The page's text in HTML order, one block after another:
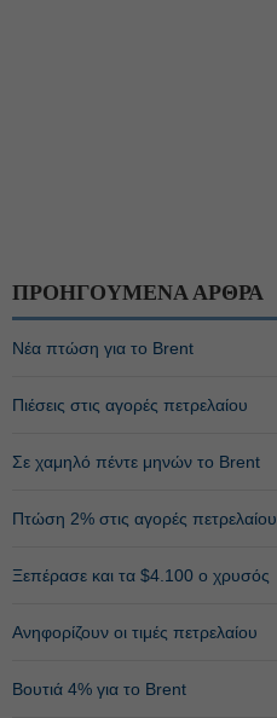
ΠΡΟΗΓΟΥΜΕΝΑ ΑΡΘΡΑ
Νέα πτώση για το Brent
Πιέσεις στις αγορές πετρελαίου
Σε χαμηλό πέντε μηνών το Brent
Πτώση 2% στις αγορές πετρελαίου
Ξεπέρασε και τα $4.100 ο χρυσός
Ανηφορίζουν οι τιμές πετρελαίου
Bουτιά 4% για τo Βrent